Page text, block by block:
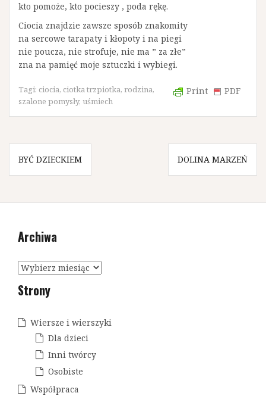
kto pomoże, kto pocieszy , poda rękę.
Ciocia znajdzie zawsze sposób znakomity
na sercowe tarapaty i kłopoty i na piegi
nie poucza, nie strofuje, nie ma ” za złe”
zna na pamięć moje sztuczki i wybiegi.
Print PDF
Tagi: ciocia, ciotka trzpiotka, rodzina,
szalone pomysły, uśmiech
N
w
g
BYĆ DZIECKIEM DOLINA MARZEŃ
Archiwa
A
c
i
Strony
Wiersze i wierszyki
Dla dzieci
Inni twórcy
Osobiste
Współpraca